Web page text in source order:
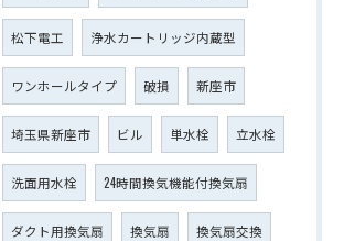
松下電工 浄水カートリッジ内蔵型
ワンホールタイプ 破損 新座市
埼玉県新座市 ビル 単水栓 立水栓
洗面用水栓 24時間換気機能付換気扇
ダクト用換気扇 換気扇 換気扇交換